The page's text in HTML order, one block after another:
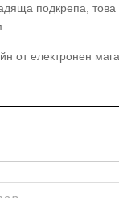
подкрепа,
от електронен